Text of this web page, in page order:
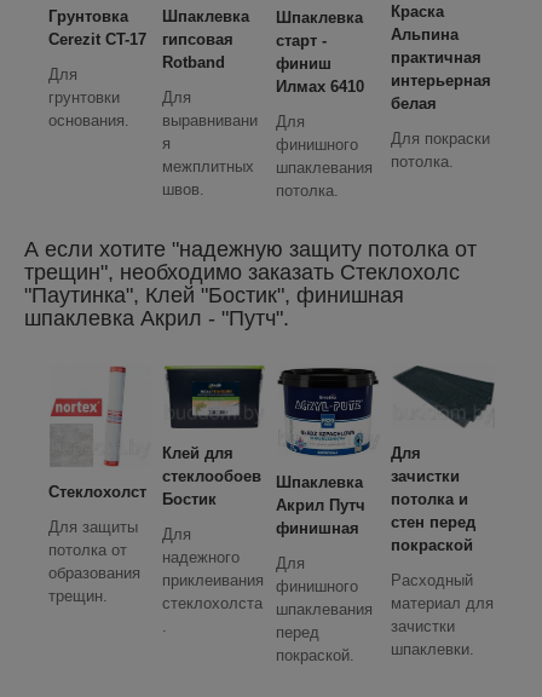
Грунтовка
Cerezit CT-17
Для
грунтовки
основания.
Шпаклевка
гипсовая
Rotband
Для
выравнивани
я
межплитных
швов.
Шпаклевка
старт -
финиш
Илмах 6410
Для
финишного
шпаклевания
потолка.
Краска
Альпина
практичная
интерьерная
белая
Для покраски
потолка.
А если хотите "надежную защиту потолка от
трещин", необходимо заказать Стеклохолс
"Паутинка", Клей "Бостик", финишная
шпаклевка Акрил - "Путч".
Стеклохолст
Для защиты
потолка от
образования
трещин.
Клей для
стеклообоев
Бостик
Для
надежного
приклеивания
стеклохолста
Шпаклевка
Акрил Путч
финишная
Для
финишного
шпаклевания
перед
покраской.
Для
зачистки
потолка и
стен перед
покраской
Расходный
материал для
зачистки
шпаклевки.